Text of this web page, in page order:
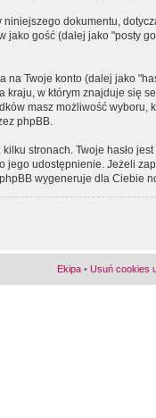
dokumentu,
gość (dalej jako "posty
Twoje konto (dalej jako
w którym znajduje się
masz możliwość
phpBB.
stronach. Twoje hasło
udostępnienie. Jeżeli
wygeneruje dla Ciebie
Ekipa • Usuń cookies